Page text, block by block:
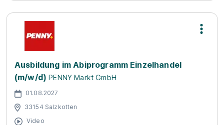
Ausbildung im Abiprogramm Einzelhandel
(m/w/d) PENNY Markt GmbH
01.08.2027
33154 Salzkotten
Video